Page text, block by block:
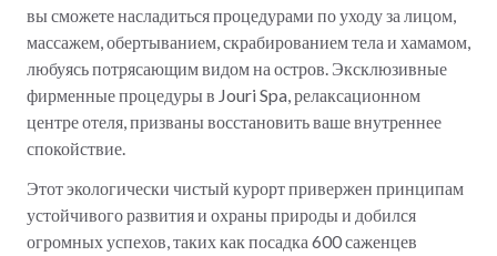
вы сможете насладиться процедурами по уходу за лицом,
массажем, обертыванием, скрабированием тела и хамамом,
любуясь потрясающим видом на остров. Эксклюзивные
фирменные процедуры в Jouri Spa, релаксационном
центре отеля, призваны восстановить ваше внутреннее
спокойствие.
Этот экологически чистый курорт привержен принципам
устойчивого развития и охраны природы и добился
огромных успехов, таких как посадка 600 саженцев